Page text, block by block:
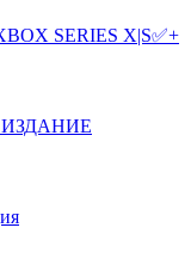
SERIES X|S✅+
ИЗДАНИЕ